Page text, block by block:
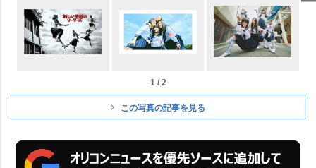
1 / 2
この写真の記事を見る